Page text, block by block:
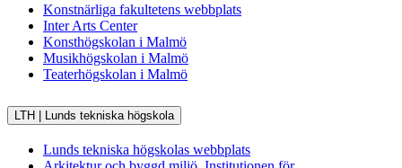
Konstnärliga fakultetens webbplats
Inter Arts Center
Konsthögskolan i Malmö
Musikhögskolan i Malmö
Teaterhögskolan i Malmö
LTH | Lunds tekniska högskola
Lunds tekniska högskolas webbplats